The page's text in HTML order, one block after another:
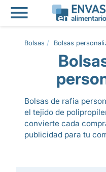

Bolsas Bolsas
Bolsas de rafia
el tejido de
convierte cada
publicidad para tu